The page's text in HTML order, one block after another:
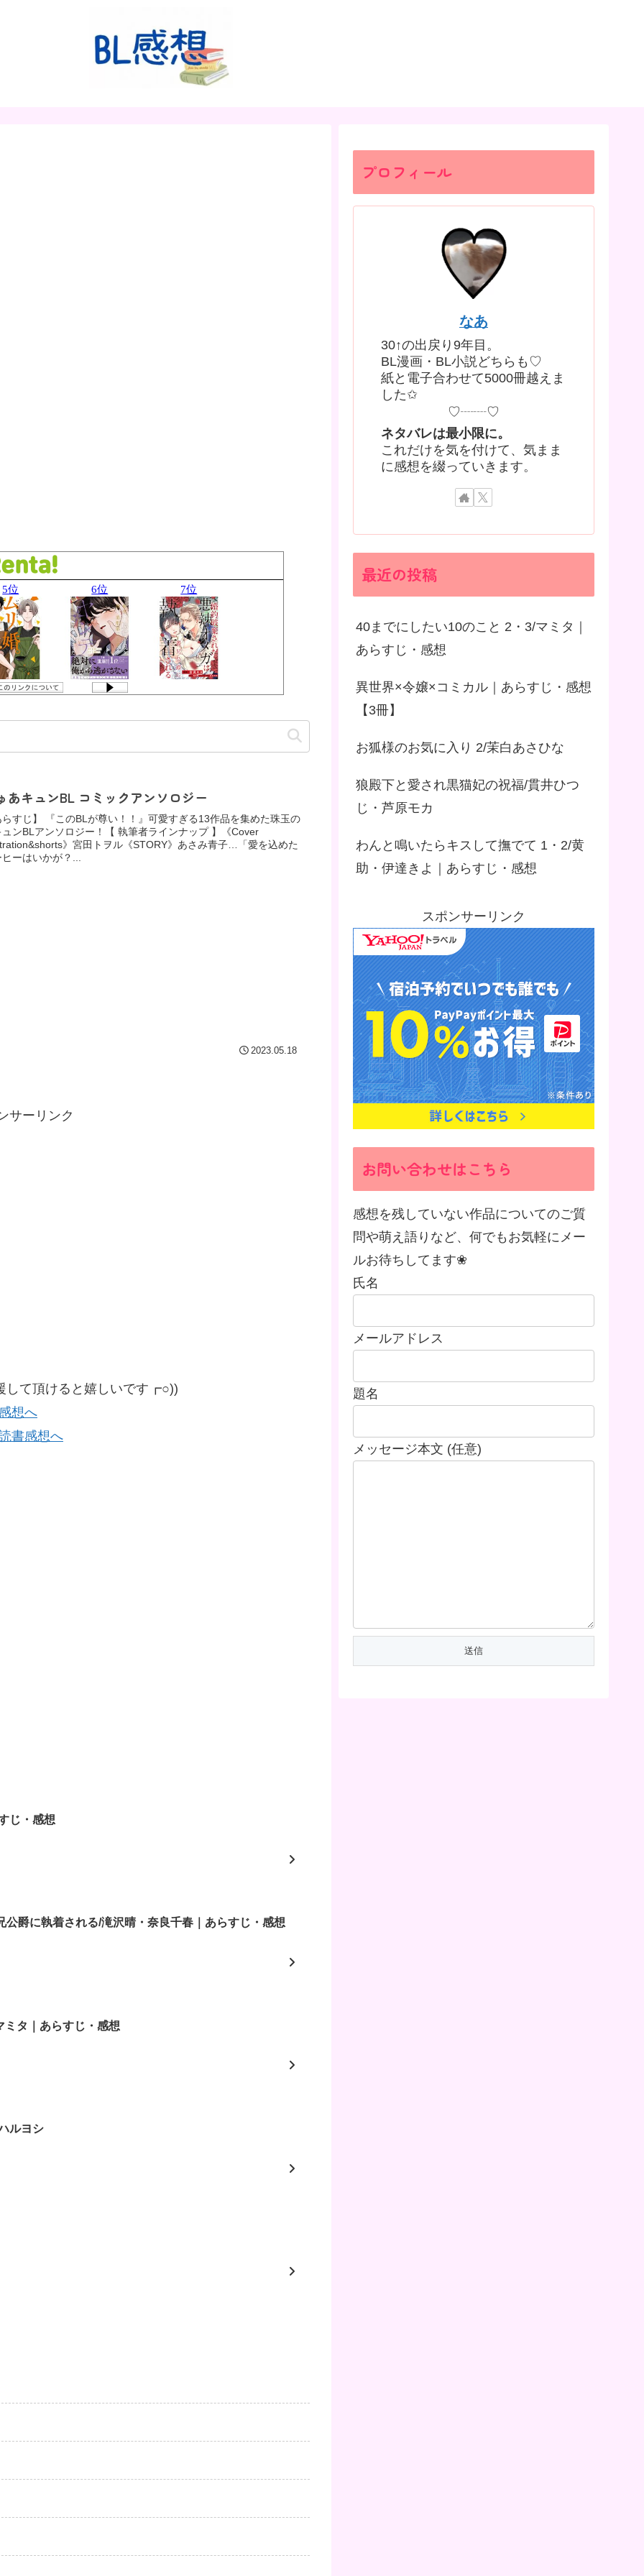
あキュンBL コミックアンソロジー
らすじ】 『このBLが尊い！！』可愛すぎる13作品を集めた珠玉の
ュンBLアンソロジー！【 執筆者ラインナップ 】《Cover
》宮田トヲル《STORY》あさみ青子…「愛を込めた
ヒーはいかが？...
2023.05.18
サーリンク
して頂けると嬉しいです┏○))
じ・感想
爵に執着される/滝沢晴・奈良千春｜あらすじ・感想
タ｜あらすじ・感想
ルヨシ
プロフィール
なあ
30↑の出戻り9年目。
BL漫画・BL小説どちらも♡
紙と電子合わせて5000冊越えま
した✩
♡┈┈♡
ネタバレは最小限に。
これだけを気を付けて、気まま
に感想を綴っていきます。
最近の投稿
40までにしたい10のこと 2・3/マミタ｜
あらすじ・感想
異世界×令嬢×コミカル｜あらすじ・感想
【3冊】
お狐様のお気に入り 2/茉白あさひな
狼殿下と愛され黒猫妃の祝福/貫井ひつ
じ・芦原モカ
わんと鳴いたらキスして撫でて 1・2/黄
助・伊達きよ｜あらすじ・感想
スポンサーリンク
お問い合わせはこちら
感想を残していない作品についてのご質
問や萌え語りなど、何でもお気軽にメー
ルお待ちしてます❀
氏名
メールアドレス
題名
メッセージ本文 (任意)